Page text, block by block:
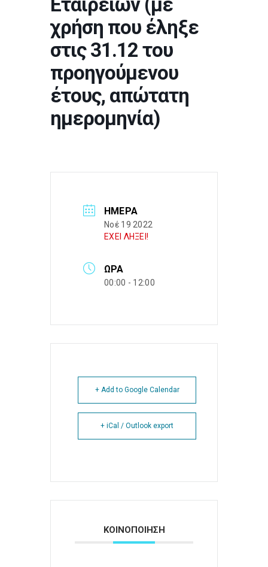
χρήση που έληξε
στις 31.12 του
προηγούμενου
έτους, απώτατη
ημερομηνία)
ΗΜΈΡΑ
Νοέ 19 2022
ΕΧΕΙ ΛΗΞΕΙ!
ΏΡΑ
00:00 - 12:00
+ Add to Google Calendar
+ iCal / Outlook export
ΚΟΙΝΟΠΟΙΗΣΗ